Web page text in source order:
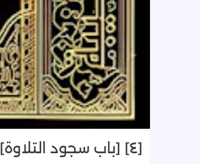
[٤] [باب سجود التلاوة] (١)